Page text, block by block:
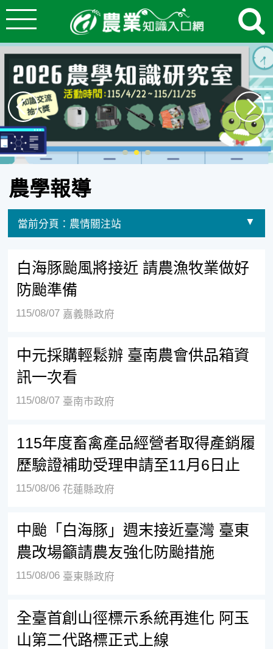
跳到主要內容
農業知識入口網
農學報導
當前分頁： 農情關注站
白海豚颱風將接近 請農漁牧業做好
防颱準備
115/08/07 嘉義縣政府
中元採購輕鬆辦 臺南農會供品箱資
訊一次看
115/08/07 臺南市政府
115年度畜禽產品經營者取得產銷履
歷驗證補助受理申請至11月6日止
115/08/06 花蓮縣政府
中颱「白海豚」週末接近臺灣 臺東
農改場籲請農友強化防颱措施
115/08/06 臺東縣政府
全臺首創山徑標示系統再進化 阿玉
山第二代路標正式上線